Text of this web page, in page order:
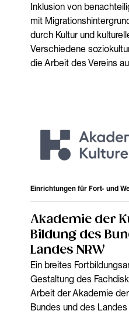
Inklusion von
mit
durch Kultur und
Verschiedene
die Arbeit des Vereins
Einrichtungen für Fort- und
Akademie der
Bildung des
Landes NRW
Ein breites
Gestaltung des
Arbeit der Akademie
Bundes und des Landes